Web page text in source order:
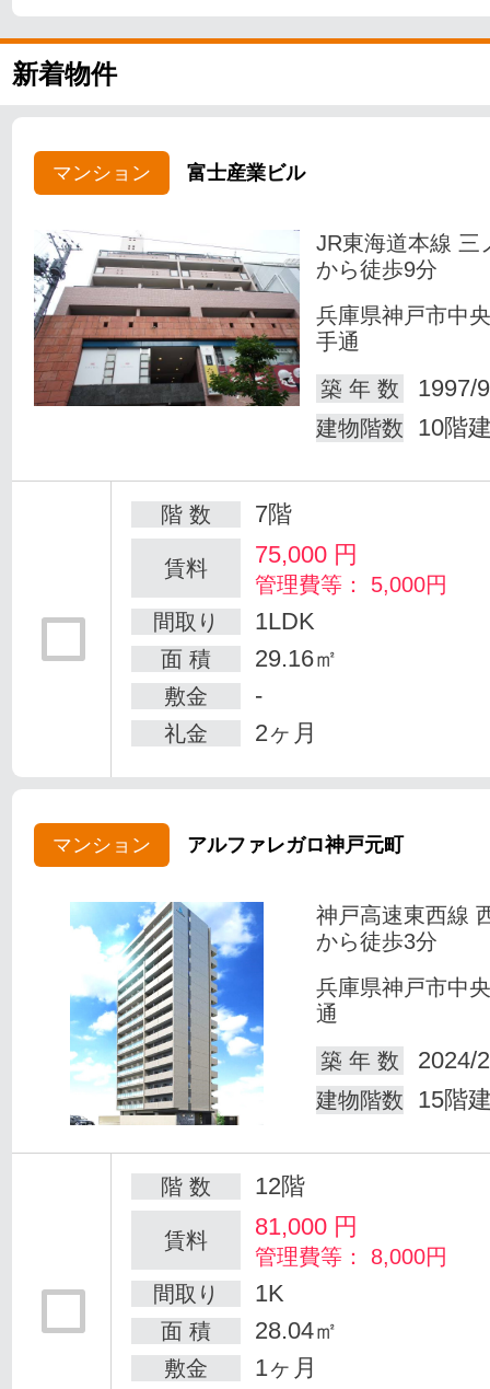
新着物件
マンション 富士産業ビル
JR東海道本線 三
から徒歩9分
兵庫県神戸市中
手通
築 年 数
1997/
建物階数 10階
階 数 7階
賃料 75,000 円
管理費等： 5,000円
間取り
1LDK
面 積 29.16㎡
敷金 -
礼金 2ヶ月
マンション アルファレガロ神戸元町
神戸高速東西線
から徒歩3分
兵庫県神戸市中
通
築 年 数
2024/
建物階数 15階
階 数 12階
賃料 81,000 円
管理費等： 8,000円
間取り
1K
面 積 28.04㎡
敷金 1ヶ月